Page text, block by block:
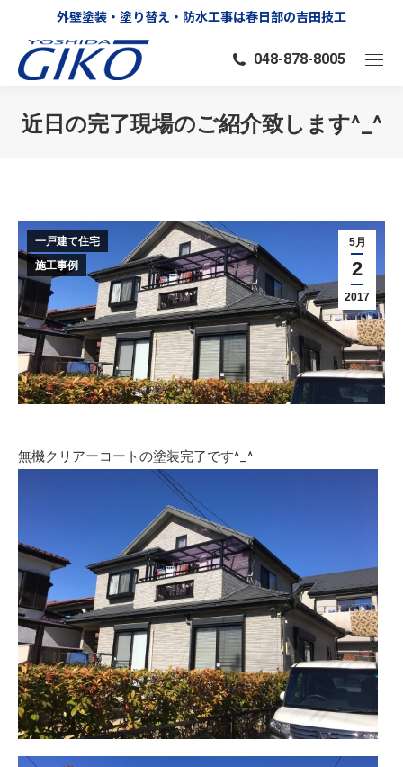
外壁塗装・塗り替え・防水工事は春日部の吉田技工
048-878-8005
近日の完了現場のご紹介致します^_^
5月
2
2017
一戸建て住宅
施工事例
無機クリアーコートの塗装完了です^_^